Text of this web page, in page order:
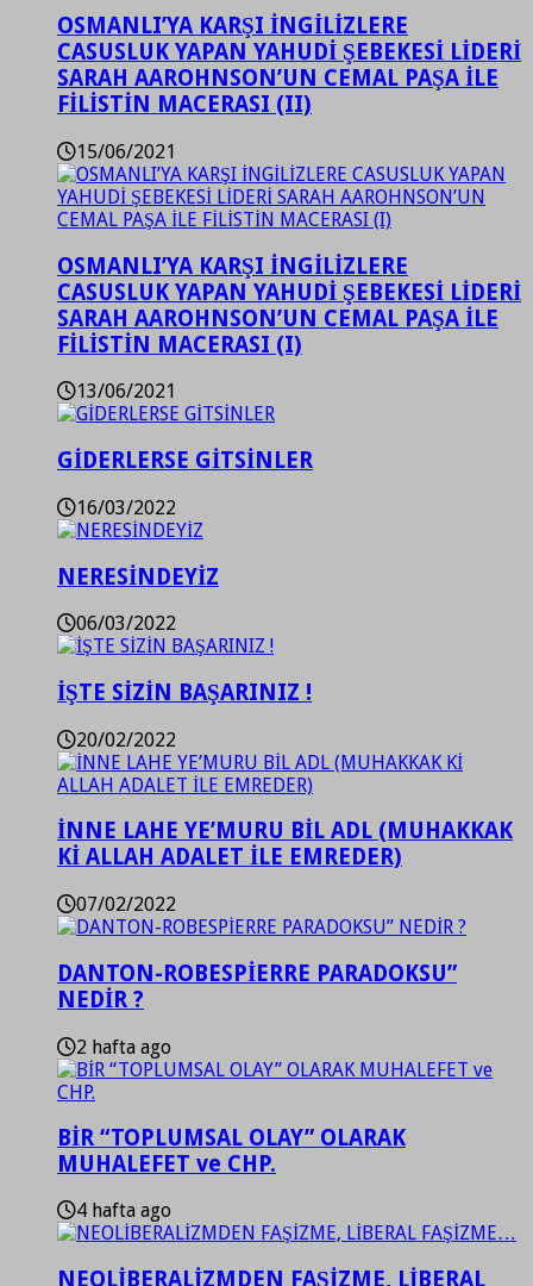
OSMANLI’YA KARŞI İNGİLİZLERE
CASUSLUK YAPAN YAHUDİ ŞEBEKESİ LİDERİ
SARAH AAROHNSON’UN CEMAL PAŞA İLE
FİLİSTİN MACERASI (II)
15/06/2021
OSMANLI’YA KARŞI İNGİLİZLERE
CASUSLUK YAPAN YAHUDİ ŞEBEKESİ LİDERİ
SARAH AAROHNSON’UN CEMAL PAŞA İLE
FİLİSTİN MACERASI (I)
13/06/2021
GİDERLERSE GİTSİNLER
16/03/2022
NERESİNDEYİZ
06/03/2022
İŞTE SİZİN BAŞARINIZ !
20/02/2022
İNNE LAHE YE’MURU BİL ADL (MUHAKKAK
Kİ ALLAH ADALET İLE EMREDER)
07/02/2022
DANTON-ROBESPİERRE PARADOKSU”
NEDİR ?
2 hafta ago
BİR “TOPLUMSAL OLAY” OLARAK
MUHALEFET ve CHP.
4 hafta ago
NEOLİBERALİZMDEN FAŞİZME, LİBERAL